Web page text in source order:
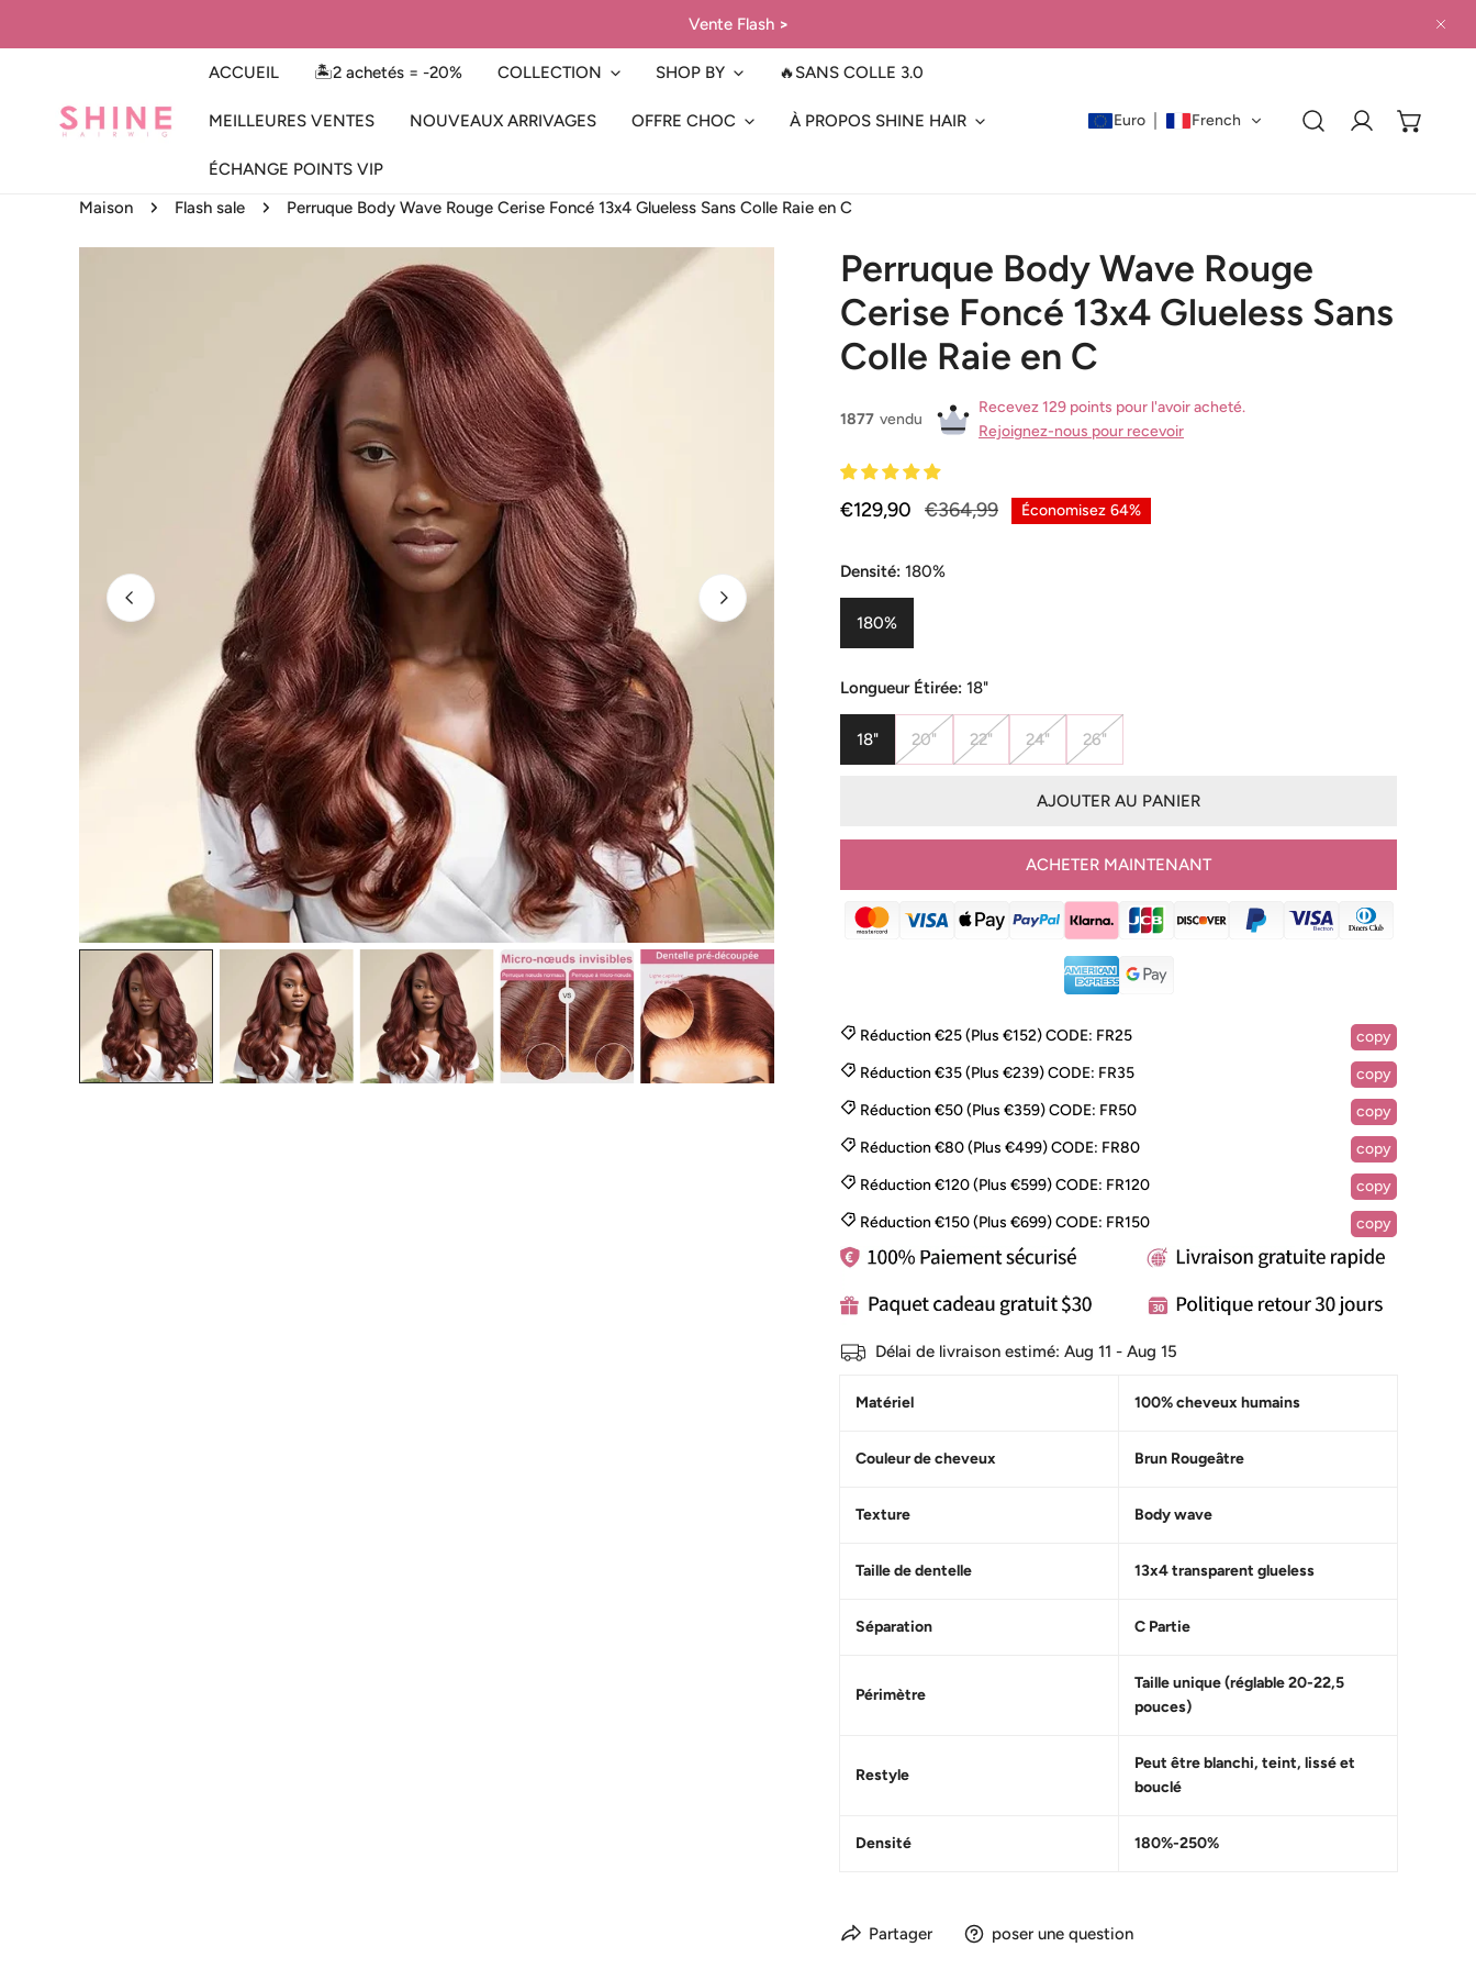
Vente Flash>
ACCUEIL
🏝️2 achetés = -20% COLLECTION SHOP BY 🔥SANS COLLE 3.0
MEILLEURES VENTES NOUVEAUX ARRIVAGES OFFRE CHOC À PROPOS SHINE HAIR
ÉCHANGE POINTS VIP
Euro French
Connexion
Maison Flash sale Perruque Body Wave Rouge Cerise Foncé 13x4 Glueless Sans Colle Raie en C
OUVRIR LE MÉDIA DANS LA VUE GALERIE OUVRIR LE MÉDIA DANS LA VUE GALERIE
Perruque Body Wave Rouge
Cerise Foncé 13x4 Glueless Sans
Colle Raie en C
1877 vendu
Recevez 129 points pour l'avoir acheté.
Rejoignez-nous pour recevoir
Prix
vente
€129,90
Prix
€364,99 Économisez 64%
Densité: 180%
180%
Longueur Étirée: 18"
18" 20" 22" 24" 26"
AJOUTER AU PANIER
ACHETER MAINTENANT
Réduction €25 (Plus €152)CODE: FR25
copy
Réduction €35 (Plus €239)CODE: FR35
copy
Réduction €50 (Plus €359)CODE: FR50
copy
Réduction €80 (Plus €499)CODE: FR80
copy
Réduction €120 (Plus €599)CODE: FR120
copy
Réduction €150 (Plus €699)CODE: FR150 copy
Délai de livraison estimé: Aug 11 - Aug 15
Matériel 100% cheveux humains
Couleur de cheveux Brun Rougeâtre
Texture Body wave
Taille de dentelle 13x4 transparent glueless
Séparation C Partie
Périmètre
Taille unique (réglable 20-22,5
pouces)
Restyle
Peut être blanchi, teint, lissé et
bouclé
Densité 180%-250%
Partager poser une question